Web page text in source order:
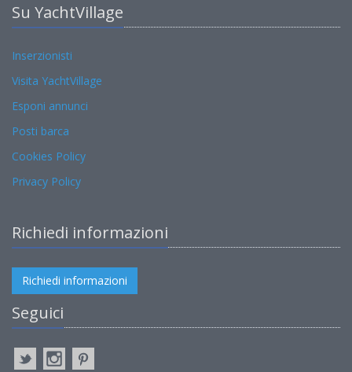
Su YachtVillage
Inserzionisti
Visita YachtVillage
Esponi annunci
Posti barca
Cookies Policy
Privacy Policy
Richiedi informazioni
Richiedi informazioni
Seguici